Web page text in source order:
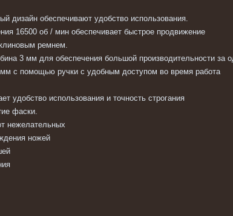
дизайн обеспечивают удобство использования.
16500 об / мин обеспечивает быстрое продвижение
ремнем.
3 мм для обеспечения большой производительности за
мм с помощью ручки с удобным доступом во время работа
удобство использования и точность строгания
фаски.
нежелательных
ножей